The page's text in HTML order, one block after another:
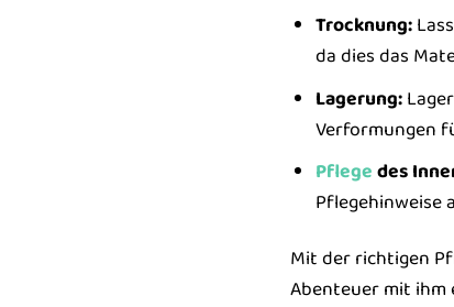
Trocknung:
da dies das
Lagerung:
Verformungen
Pflegedes
Pflegehinweise
Mit der richtigen
Abenteuer mit ihm